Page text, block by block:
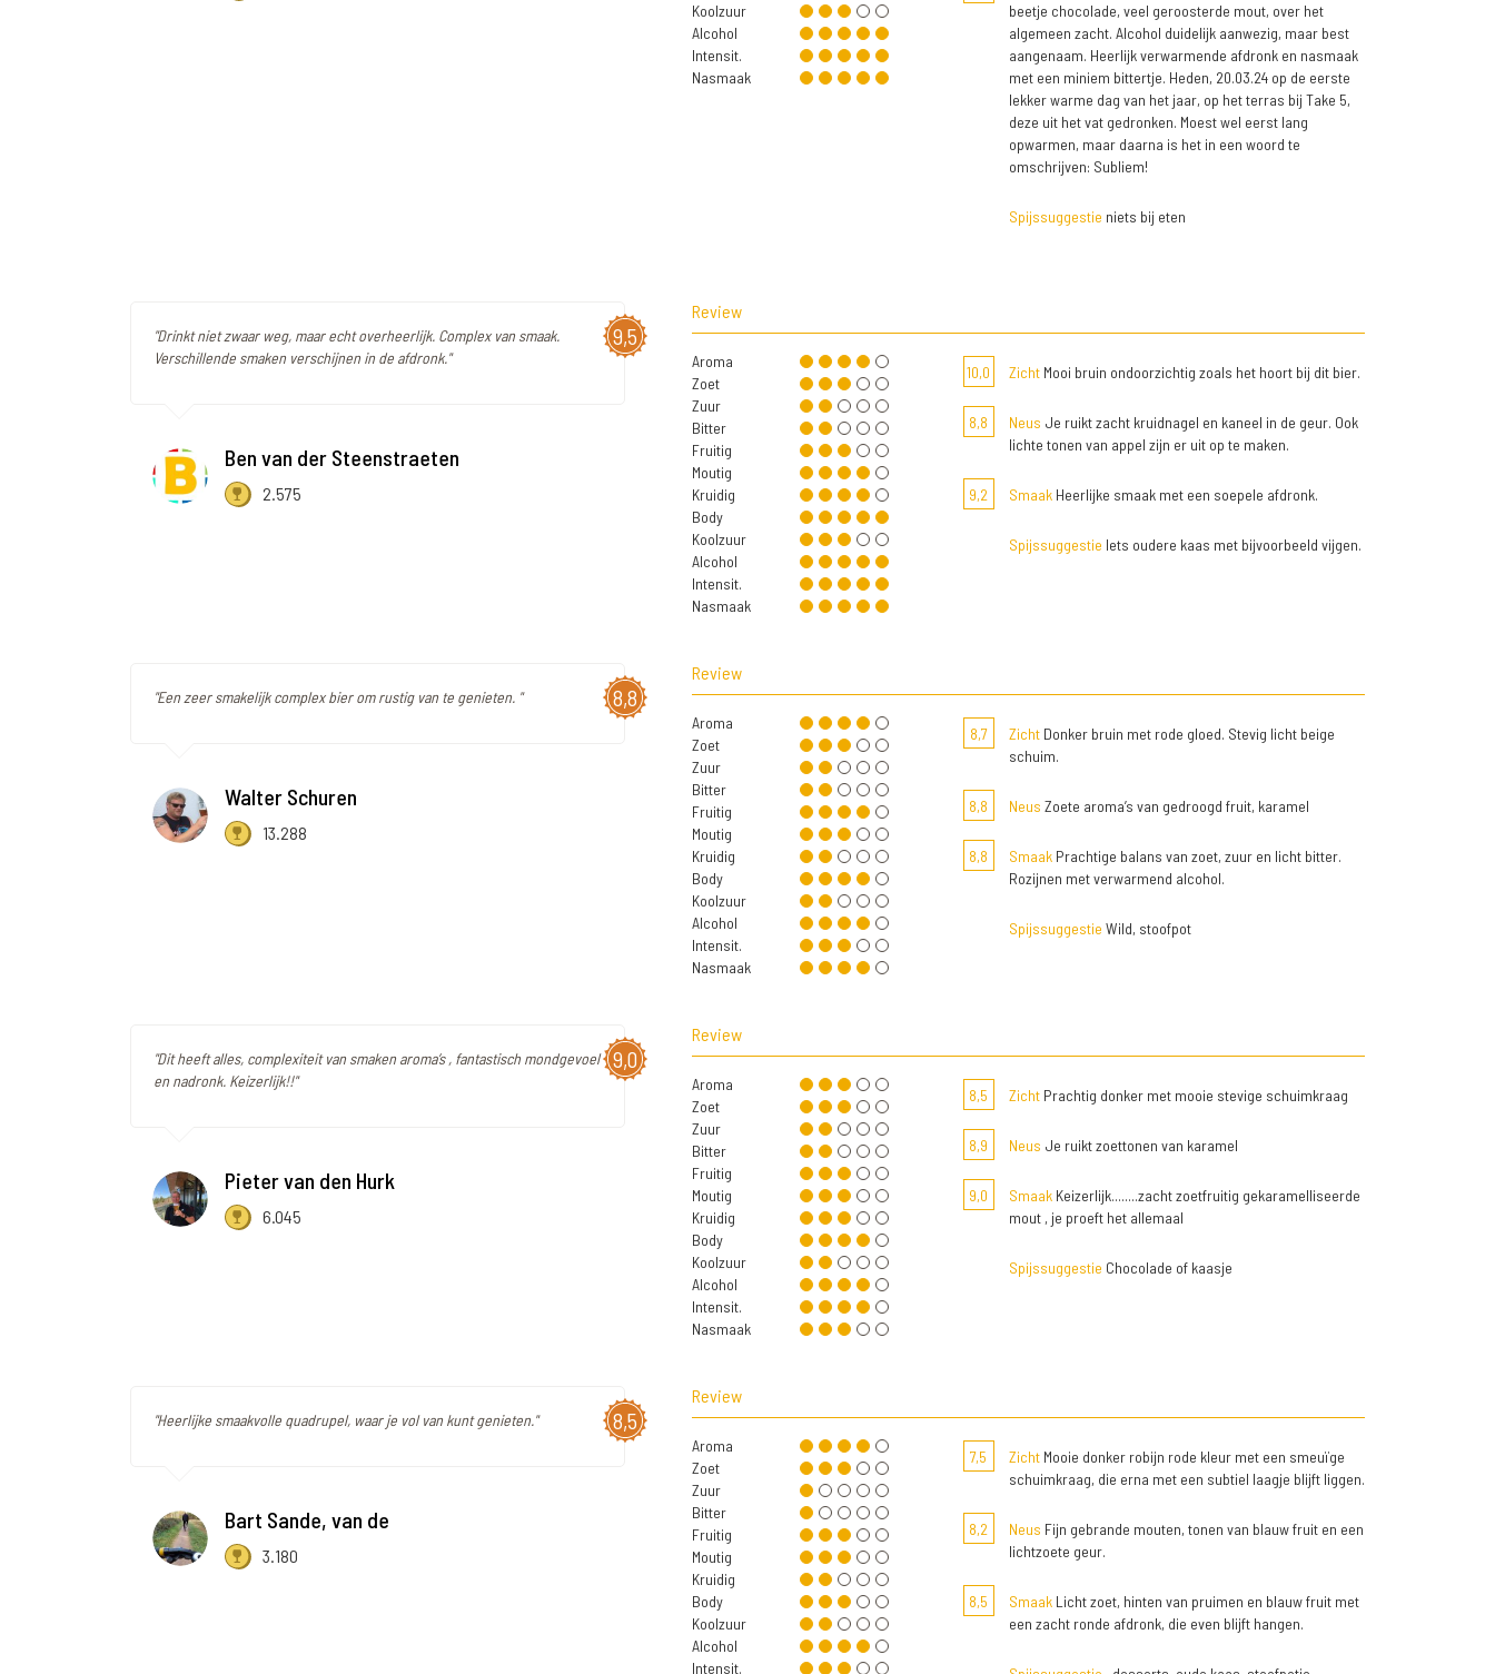
Koolzuur
Alcohol
Intensit.
Nasmaak
beetje chocolade, veel geroosterde mout, over het
algemeen zacht. Alcohol duidelijk aanwezig, maar best
aangenaam. Heerlijk verwarmende afdronk en nasmaak
met een miniem bittertje. Heden, 20.03.24 op de eerste
lekker warme dag van het jaar, op het terras bij Take 5,
deze uit het vat gedronken. Moest wel eerst lang
opwarmen, maar daarna is het in een woord te
omschrijven: Subliem!
Spijssuggestie niets bij eten
9,5
"Drinkt niet zwaar weg, maar echt overheerlijk. Complex van smaak.
Verschillende smaken verschijnen in de afdronk."
Ben van der Steenstraeten
2.575
Review
Aroma
Zoet
Zuur
Bitter
Fruitig
Moutig
Kruidig
Body
Koolzuur
Alcohol
Intensit.
Nasmaak
10,0 ZichtMooi bruin ondoorzichtig zoals het hoort bij dit bier.
8,8 Neus Je ruikt zacht kruidnagel en kaneel in de geur. Ook
lichte tonen van appel zijn er uit op te maken.
9,2 SmaakHeerlijke smaak met een soepele afdronk.
Spijssuggestie Iets oudere kaas met bijvoorbeeld vijgen.
8,8
"Een zeer smakelijk complex bier om rustig van te genieten. "
Walter Schuren
13.288
Review
Aroma
Zoet
Zuur
Bitter
Fruitig
Moutig
Kruidig
Body
Koolzuur
Alcohol
Intensit.
Nasmaak
8,7 ZichtDonker bruin met rode gloed. Stevig licht beige
schuim.
8,8 Neus Zoete aroma’s van gedroogd fruit, karamel
8,8 SmaakPrachtige balans van zoet, zuur en licht bitter.
Rozijnen met verwarmend alcohol.
Spijssuggestie Wild, stoofpot
9,0
"Dit heeft alles, complexiteit van smaken aroma’s , fantastisch mondgevoel
en nadronk. Keizerlijk!!"
Pieter van den Hurk
6.045
Review
Aroma
Zoet
Zuur
Bitter
Fruitig
Moutig
Kruidig
Body
Koolzuur
Alcohol
Intensit.
Nasmaak
8,5 ZichtPrachtig donker met mooie stevige schuimkraag
8,9 Neus Je ruikt zoettonen van karamel
9,0 SmaakKeizerlijk........zacht zoetfruitig gekaramelliseerde
mout , je proeft het allemaal
Spijssuggestie Chocolade of kaasje
8,5
"Heerlijke smaakvolle quadrupel, waar je vol van kunt genieten."
Bart Sande, van de
3.180
Review
Aroma
Zoet
Zuur
Bitter
Fruitig
Moutig
Kruidig
Body
Koolzuur
Alcohol
Intensit.
7,5 ZichtMooie donker robijn rode kleur met een smeuïge
schuimkraag, die erna met een subtiel laagje blijft liggen.
8,2 Neus Fijn gebrande mouten, tonen van blauw fruit en een
lichtzoete geur.
8,5 SmaakLicht zoet, hinten van pruimen en blauw fruit met
een zacht ronde afdronk, die even blijft hangen.